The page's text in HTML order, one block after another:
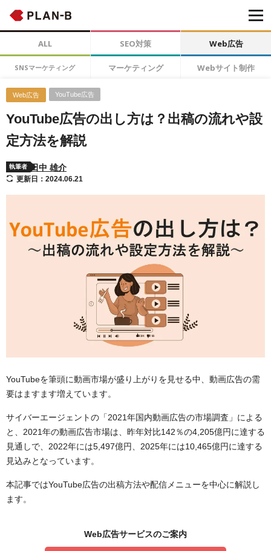
ALL SEO対策 Web広告
SNSマーケティング マーケティング Webサイト制作
Web広告 YouTube広告
YouTube広告の出し方は？出稿の流れや設
定方法を解説
執筆者 田中 雄介
更新日：2024.06.21
YouTubeを筆頭に動画市場が盛り上がりを見せる中、動画広告の需
要はますます増えています。
サイバーエージェントの「2021年国内動画広告の市場調査」による
と、2021年の動画広告市場は、昨年対比142％の4,205億円に達する
見通しで、2022年には5,497億円、2025年には10,465億円に達する
見込みとなっています。
本記事ではYouTube広告の出稿方法や配信メニューを中心に解説し
ます。
Web広告サービスのご案内